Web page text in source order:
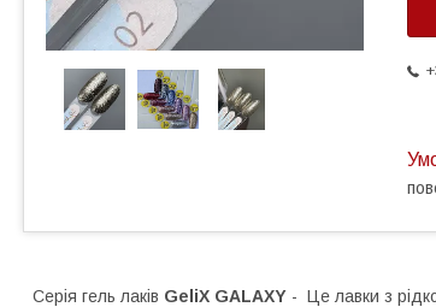
Серія гель лаків GeliX GALAXY - Це лавки з